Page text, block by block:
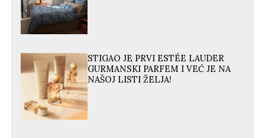
STIGAO JE PRVI ESTÉE LAUDER
GURMANSKI PARFEM I VEĆ JE NA
NAŠOJ LISTI ŽELJA!